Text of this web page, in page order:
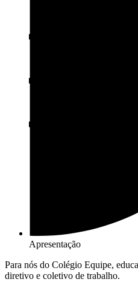
Apresentação
Para nós do Colégio Equipe,
diretivo e coletivo de trabalho.